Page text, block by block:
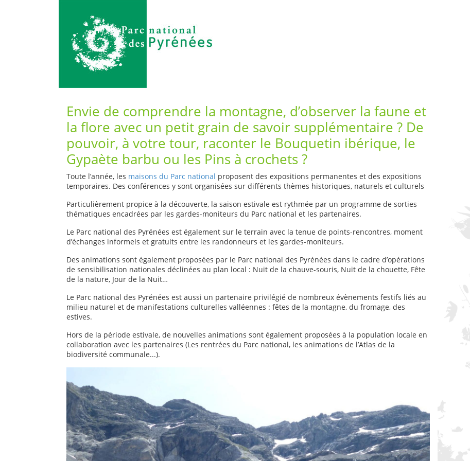
Envie de comprendre la montagne, d’observer la faune et
la flore avec un petit grain de savoir supplémentaire ? De
pouvoir, à votre tour, raconter le Bouquetin ibérique, le
Gypaète barbu ou les Pins à crochets ?
Toute l’année, les maisons du Parc national proposent des expositions permanentes et des expositions
temporaires. Des conférences y sont organisées sur différents thèmes historiques, naturels et culturels
Particulièrement propice à la découverte, la saison estivale est rythmée par un programme de sorties
thématiques encadrées par les gardes-moniteurs du Parc national et les partenaires.
Le Parc national des Pyrénées est également sur le terrain avec la tenue de points-rencontres, moment
d’échanges informels et gratuits entre les randonneurs et les gardes-moniteurs.
Des animations sont également proposées par le Parc national des Pyrénées dans le cadre d’opérations
de sensibilisation nationales déclinées au plan local : Nuit de la chauve-souris, Nuit de la chouette, Fête
de la nature, Jour de la Nuit…
Le Parc national des Pyrénées est aussi un partenaire privilégié de nombreux évènements festifs liés au
milieu naturel et de manifestations culturelles valléennes : fêtes de la montagne, du fromage, des
estives.
Hors de la période estivale, de nouvelles animations sont également proposées à la population locale en
collaboration avec les partenaires (Les rentrées du Parc national, les animations de l’Atlas de la
biodiversité communale...).